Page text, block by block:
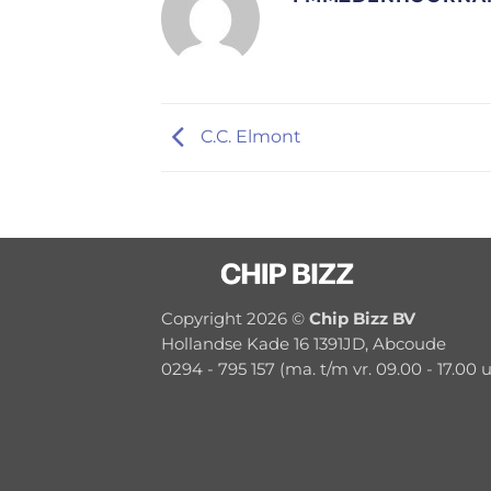
C.C. Elmont
Copyright 2026 © Chip Bizz BV
Hollandse Kade 16 1391JD, Abcoude
0294 - 795 157 (ma. t/m vr. 09.00 - 17.00